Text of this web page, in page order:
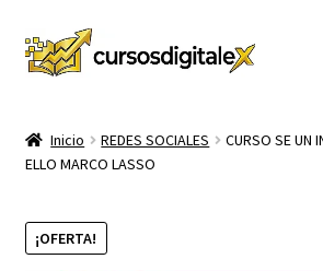
Ir
a
Ir
al
TIENDA
CURSOS
Inicio REDES SOCIALES
CURSO SE UN
ELLO MARCO LASSO
¡OFERTA!